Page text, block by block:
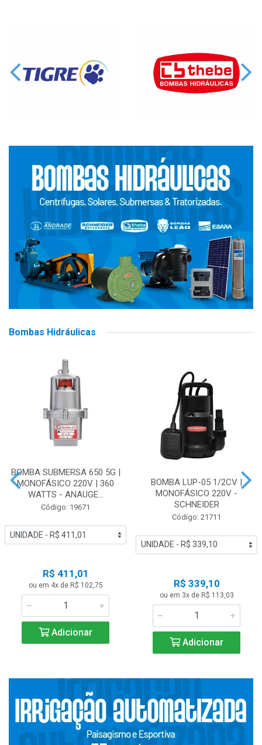
Bombas Hidráulicas
BOMBA SUBMERSA 650 5G |
MONOFÁSICO 220V | 360
WATTS - ANAUGE...
Código: 19671
R$ 411,01
ou em 4x de R$ 102,75
Adicionar
BOMBA LUP-05 1/2CV |
MONOFÁSICO 220V -
SCHNEIDER
Código: 21711
R$ 339,10
ou em 3x de R$ 113,03
Adicionar